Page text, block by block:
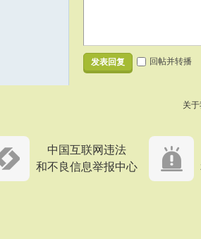
发表回复 回帖并转播
关
中国互联网违法
和不良信息举报中心